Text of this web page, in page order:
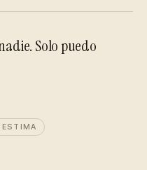
Solo puedo